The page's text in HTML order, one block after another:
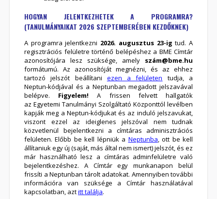
HOGYAN JELENTKEZHETEK A PROGRAMRA?
(TANULMÁNYAIKAT 2026 SZEPTEMBERÉBEN KEZDŐKNEK)
A programra jelentkezni 2026. augusztus 23-ig tud. A
regisztrációs felületre történő belépéshez a BME Címtár
azonosítójára lesz szüksége, amely szám@bme.hu
formátumú. Az azonosítóját megnézni, és az ehhez
tartozó jelszót beállítani ezen a felületen tudja, a
Neptun-kódjával és a Neptunban megadott jelszavával
belépve. Figyelem! A frissen felvett hallgatók
az Egyetemi Tanulmányi Szolgáltató Központtól levélben
kapják meg a Neptun-kódjukat és az induló jelszavukat,
viszont ezzel az ideiglenes jelszóval nem tudnak
közvetlenül bejelentkezni a címtáras adminisztrációs
felületen. Előbb be kell lépniük a Neptunba, ott be kell
állítaniuk egy új (saját, más által nem ismert) jelszót, és ez
már használható lesz a címtáras adminfelületre való
bejelentkezéshez. A Címtár egy munkanapon belül
frissíti a Neptunban tárolt adatokat. Amennyiben további
információra van szüksége a Címtár használatával
kapcsolatban, aztitt találja.